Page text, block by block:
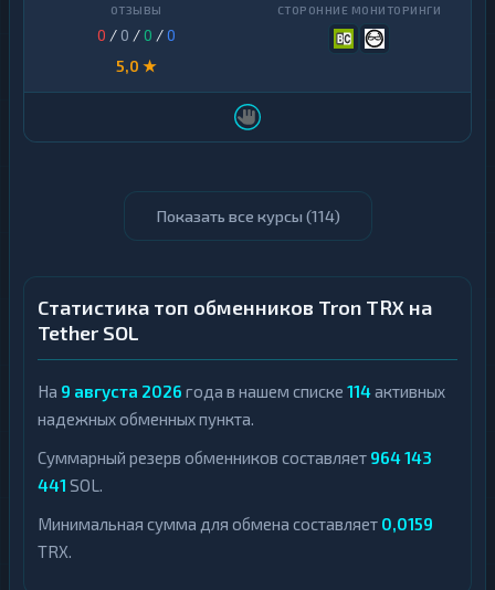
0 / 0 /0 /0
5,0 ★
Показать все курсы (114)
Статистика топ обменников Tron TRX на
Tether SOL
На 9 августа 2026 года в нашем списке 114активных
надежных обменных пункта.
Суммарный резерв обменников составляет 964 143
441 SOL.
Минимальная сумма для обмена составляет 0,0159
TRX.